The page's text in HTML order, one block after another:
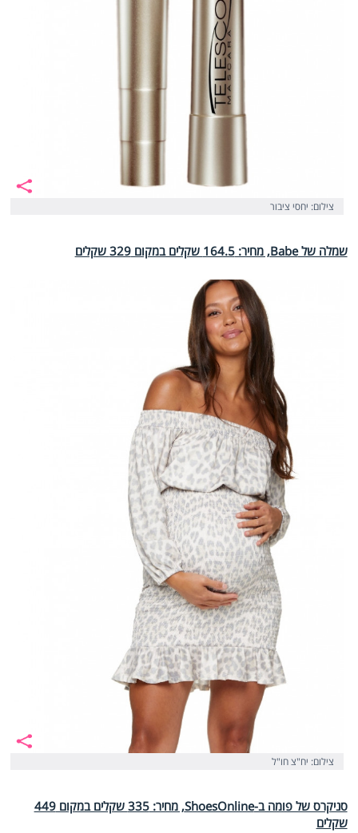
צילום: יחסי ציבור
שמלה של Babe, מחיר: 164.5 שקלים במקום 329 שקלים
צילום: יח"צ חו"ל
סניקרס של פומה ב-ShoesOnline, מחיר: 335 שקלים במקום 449
שקלים